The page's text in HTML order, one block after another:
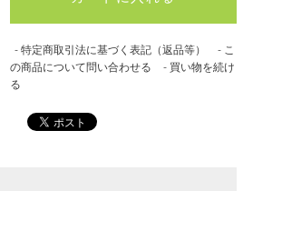
- 特定商取引法に基づく表記（返品等） - こ
の商品について問い合わせる
- 買い物を続け
る